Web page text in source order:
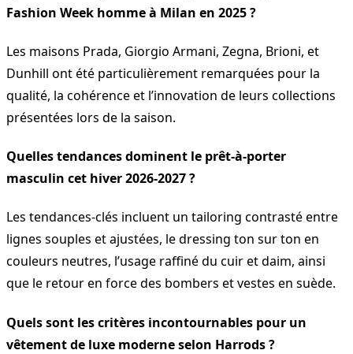
Fashion Week homme à Milan en 2025 ?
Les maisons Prada, Giorgio Armani, Zegna, Brioni, et
Dunhill ont été particulièrement remarquées pour la
qualité, la cohérence et l’innovation de leurs collections
présentées lors de la saison.
Quelles tendances dominent le prêt-à-porter
masculin cet hiver 2026-2027 ?
Les tendances-clés incluent un tailoring contrasté entre
lignes souples et ajustées, le dressing ton sur ton en
couleurs neutres, l’usage raffiné du cuir et daim, ainsi
que le retour en force des bombers et vestes en suède.
Quels sont les critères incontournables pour un
vêtement de luxe moderne selon Harrods ?